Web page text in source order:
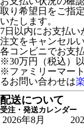
取り希望日をご指
いたします。
7日以内にお支払
注文をキャンセル
各コンビニでお支
※30万円（税込）
※ファミリーマー
るお問い合わせは
配送について
受注・発送カレンダー
2026年8月